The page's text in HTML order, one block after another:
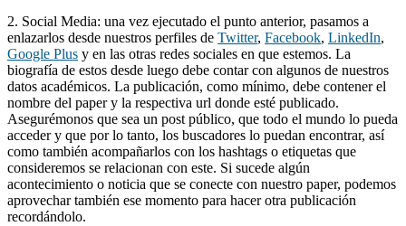
2. Social Media: una vez ejecutado el punto anterior, pasamos a
enlazarlos desde nuestros perfiles de Twitter, Facebook, LinkedIn,
Google Plus y en las otras redes sociales en que estemos. La
biografía de estos desde luego debe contar con algunos de nuestros
datos académicos. La publicación, como mínimo, debe contener el
nombre del paper y la respectiva url donde esté publicado.
Asegurémonos que sea un post público, que todo el mundo lo pueda
acceder y que por lo tanto, los buscadores lo puedan encontrar, así
como también acompañarlos con los hashtags o etiquetas que
consideremos se relacionan con este. Si sucede algún
acontecimiento o noticia que se conecte con nuestro paper, podemos
aprovechar también ese momento para hacer otra publicación
recordándolo.